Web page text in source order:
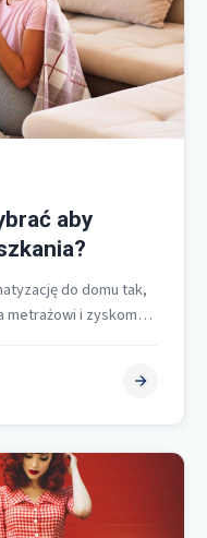
aby
do domu tak,
metrażowi i zyskom